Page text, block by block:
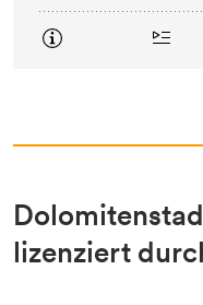
lizenziert